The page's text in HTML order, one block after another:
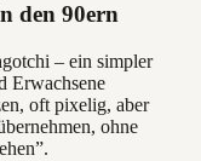
den 90ern
– ein simpler
Erwachsene
oft pixelig, aber
ohne